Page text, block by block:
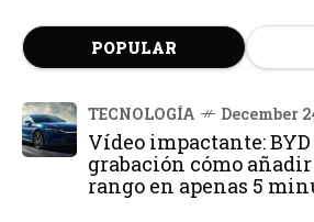
POPULAR
TECNOLOGÍA December
Vídeo impactante:
grabación cómo
rango en apenas 5